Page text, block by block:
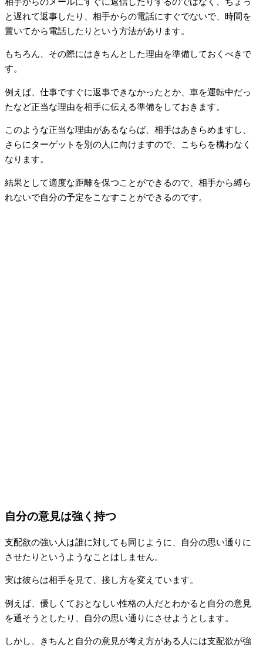
と遅れて返事したり、相手からの電話にすぐでないで、時間を
置いてから電話したりという方法があります。
もちろん、その際にはきちんとした理由を準備しておくべきで
す。
例えば、仕事ですぐに返事できなかったとか、車を運転中だっ
たなど正当な理由を相手に伝える準備をしておきます。
このような正当な理由があるならば、相手はあきらめますし、
さらにターゲットを別の人に向けますので、こちらを構わなく
なります。
結果として適度な距離を保つことができるので、相手から縛ら
れないで自分の予定をこなすことができるのです。
自分の意見は強く持つ
支配欲の強い人は誰に対しても同じように、自分の思い通りに
させたりというようなことはしません。
実は彼らは相手を見て、接し方を変えています。
例えば、優しくておとなしい性格の人だとわかると自分の意見
を通そうとしたり、自分の思い通りにさせようとします。
しかし、きちんと自分の意見が考え方がある人には支配欲が強